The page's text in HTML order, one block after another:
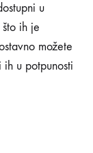
u
ih je
možete
u potpunosti